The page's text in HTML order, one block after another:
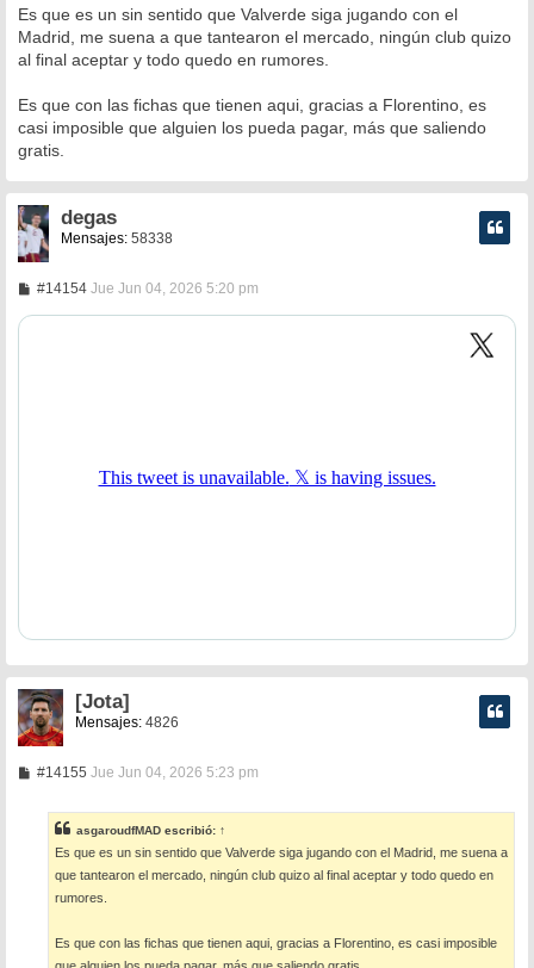
n
a
j
Es que es un sin sentido que Valverde siga jugando con el
Madrid, me suena a que tantearon el mercado, ningún club quizo
al final aceptar y todo quedo en rumores.
Es que con las fichas que tienen aqui, gracias a Florentino, es
casi imposible que alguien los pueda pagar, más que saliendo
gratis.
degas
Mensajes:58338
#14154M
n
Jue Jun 04, 2026 5:20 pm
[Jota]
Mensajes:4826
#14155M
a
j
e
Jue Jun 04, 2026 5:23 pm
asgaroudfMAD escribió: ↑
Es que es un sin sentido que Valverde siga jugando con el Madrid, me suena a
que tantearon el mercado, ningún club quizo al final aceptar y todo quedo en
rumores.
Es que con las fichas que tienen aqui, gracias a Florentino, es casi imposible